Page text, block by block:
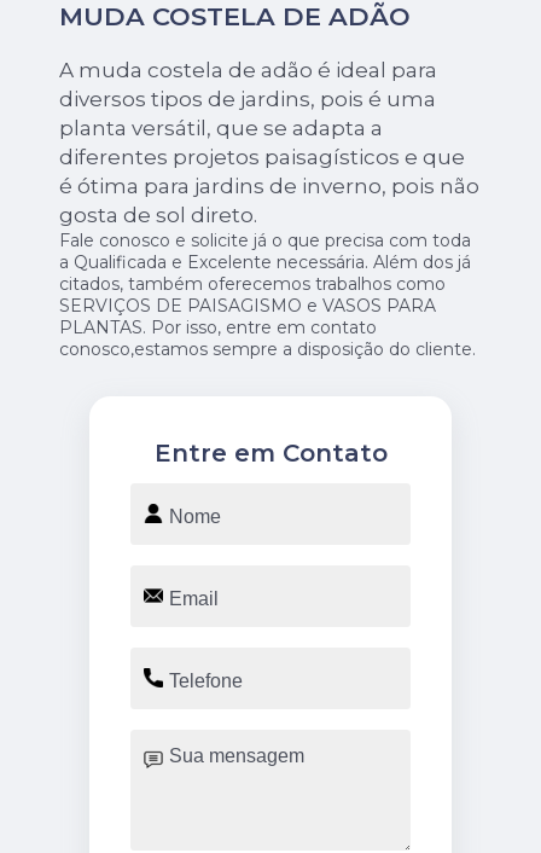
MUDA COSTELA DE ADÃO
A muda costela de adão é ideal para
diversos tipos de jardins, pois é uma
planta versátil, que se adapta a
diferentes projetos paisagísticos e que
é ótima para jardins de inverno, pois não
gosta de sol direto.
Fale conosco e solicite já o que precisa com toda
a Qualificada e Excelente necessária. Além dos já
citados, também oferecemos trabalhos como
SERVIÇOS DE PAISAGISMO e VASOS PARA
PLANTAS. Por isso, entre em contato
conosco,estamos sempre a disposição do cliente.
Entre em Contato